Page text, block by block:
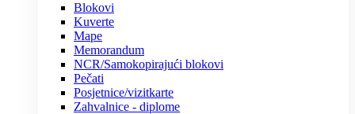
Blokovi
Kuverte
Mape
Memorandum
NCR/Samokopirajući blokovi
Pečati
Posjetnice/vizitkarte
Zahvalnice - diplome